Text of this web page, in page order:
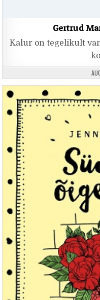
Gertrud
Kalur on tegelikult